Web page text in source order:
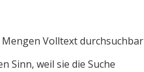
Volltext durchsuchbar
Sinn, weil sie die Suche